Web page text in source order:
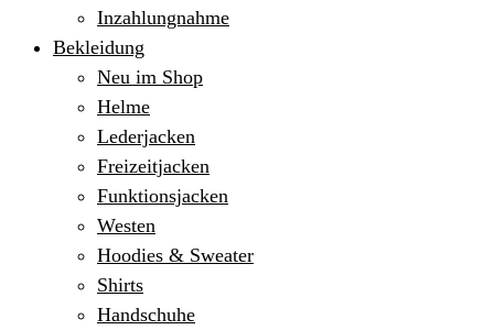
Inzahlungnahme
Bekleidung
Neu im Shop
Helme
Lederjacken
Freizeitjacken
Funktionsjacken
Westen
Hoodies & Sweater
Shirts
Handschuhe